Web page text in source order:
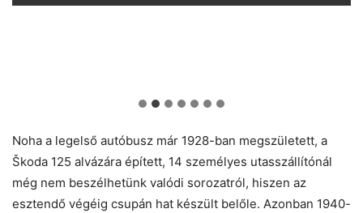
épült 1928-ban
ben Sodomka ezt az autóbuszt
hathengeres, 8,6 literes, 74 kilowattos (100 lóerő) dízelmotor
elektropneumatikus kapcsolású, ötfokozatú Praga-Wilson
léghűtéses, 92 kilowattos (125 lóerő) Tatra-motorral
HB prototípus jutott a fináléba. Az egyikben a Tatra
Noha a legelső autóbusz már 1928-ban megszületett, a
Škoda 125 alvázára épített, 14 személyes utasszállítónál
még nem beszélhetünk valódi sorozatról, hiszen az
esztendő végéig csupán hat készült belőle. Azonban 1940-